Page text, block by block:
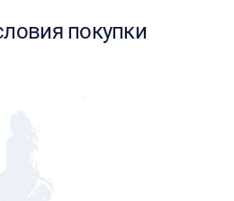
покупки